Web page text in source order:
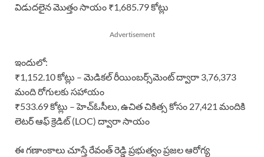
విడుదలైన మొత్తం సాయం ₹1,685.79 కోట్లు
Advertisement
ఇందులో:
₹1,152.10 కోట్లు – మెడికల్ రీయింబర్స్‌మెంట్‌ ద్వారా 3,76,373
మంది రోగులకు సహాయం
₹533.69 కోట్లు – హెచ్‌ఓసీలు, ఉచిత చికిత్స కోసం 27,421 మందికి
లెటర్ ఆఫ్ క్రెడిట్ (LOC) ద్వారా సాయం
ఈ గణాంకాలు చూస్తే రేవంత్ రెడ్డి ప్రభుత్వం ప్రజల ఆరోగ్య